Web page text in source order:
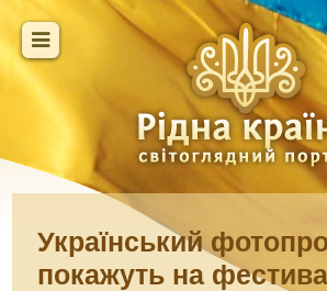
Український
покажуть на